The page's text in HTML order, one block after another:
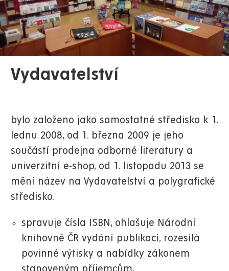
Vydavatelství
bylo založeno jako samostatné středisko k 1.
lednu 2008, od 1. března 2009 je jeho
součástí prodejna odborné literatury a
univerzitní e-shop, od 1. listopadu 2013 se
mění název na Vydavatelství a polygrafické
středisko.
spravuje čísla ISBN, ohlašuje Národní
knihovně ČR vydání publikací, rozesílá
povinné výtisky a nabídky zákonem